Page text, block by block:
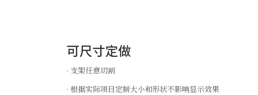
可尺寸定做
· 支架任意切割
· 根据实际项目定制大小和形状不影响显示效果